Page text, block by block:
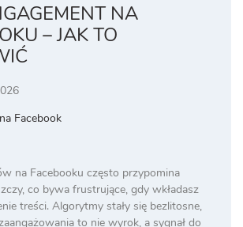
NA
– JAK TO
Facebook
na Facebooku często przypomina
co bywa frustrujące, gdy wkładasz
treści. Algorytmy stały się bezlitosne,
to nie wyrok, a sygnał do